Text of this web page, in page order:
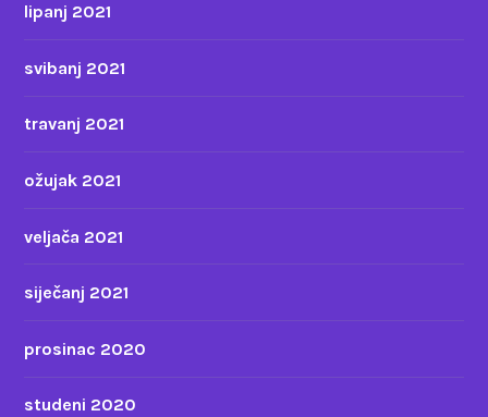
lipanj 2021
svibanj 2021
travanj 2021
ožujak 2021
veljača 2021
siječanj 2021
prosinac 2020
studeni 2020